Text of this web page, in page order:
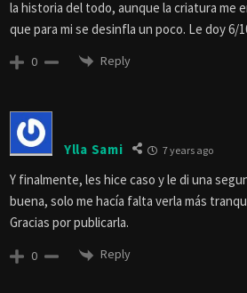
la historia del todo, aunque la criatura me
que para mi se desinfla un poco. Le doy 6/
0 Reply
Ylla Sami 7 years ago
Y finalmente, les hice caso y le di una
buena, solo me hacía falta verla más
Gracias por publicarla.
0 Reply